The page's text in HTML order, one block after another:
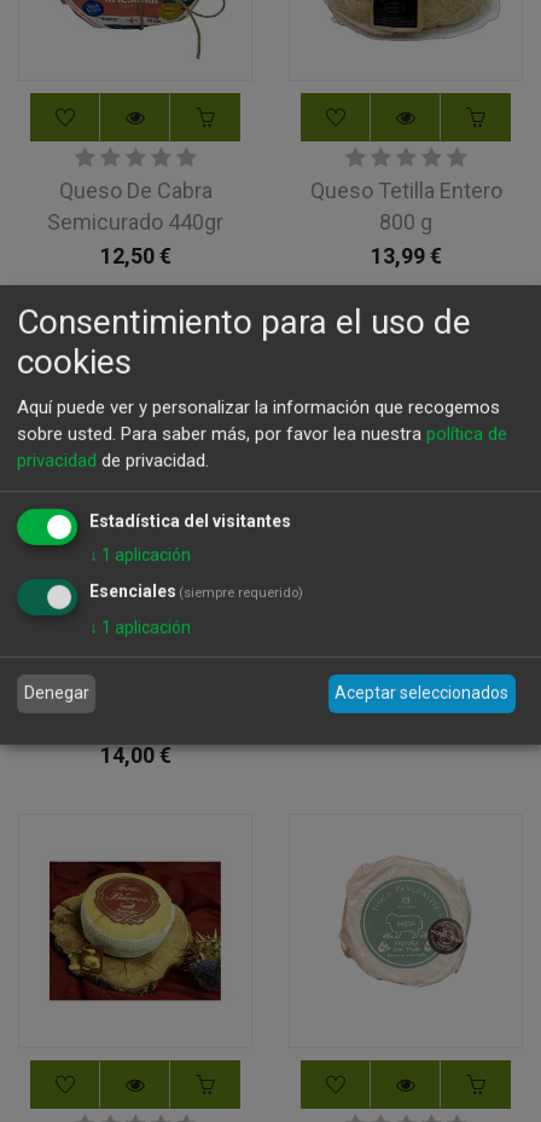
Queso De Cabra
Semicurado 440gr
12,50€
Queso Tetilla Entero
800 g
13,99€
Queso De Cabra
Curado Artesano
aprox. 400 g
14,00€
Tabla de Quesos
20,00€
Consentimiento para el uso de
cookies
Aquí puede ver y personalizar la información que recogemos
sobre usted. Para saber más, por favor lea nuestra política de
privacidad de privacidad.
Estadística del visitantes
↓ 1 aplicación
Esenciales (siempre requerido)
↓ 1 aplicación
Denegar Aceptar seleccionados